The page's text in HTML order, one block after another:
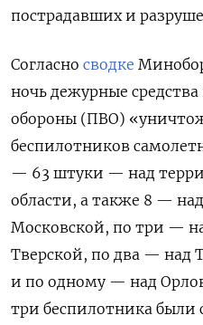
пострадавших и
Согласно сводке
ночь дежурные
обороны (ПВО)
беспилотников
— 63 штуки — над
области, а также 8 —
Московской, по три —
Тверской, по два — над
и по одному — над
три беспилотника были